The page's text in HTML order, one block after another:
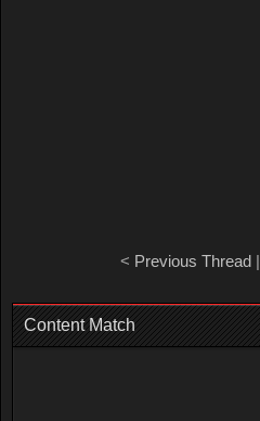
< Previous Thread|
Content Match